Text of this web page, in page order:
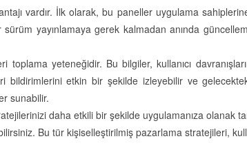
vardır. İlk olarak, bu paneller uygulama
yayınlamaya gerek kalmadan anında
toplama yeteneğidir. Bu bilgiler, kullanıcı
bildirimlerini etkin bir şekilde izleyebilir ve
sunabilir.
daha etkili bir şekilde uygulamanıza olanak
Bu tür kişiselleştirilmiş pazarlama stratejileri,